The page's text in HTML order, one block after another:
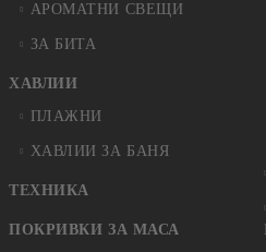
АРОМАТНИ СВЕЩИ
ЗА БИТА
ХАВЛИИ
ПЛАЖНИ
ХАВЛИИ ЗА БАНЯ
ТЕХНИКА
ПОКРИВКИ ЗА МАСА